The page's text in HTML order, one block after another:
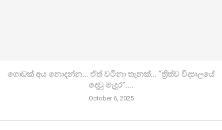
ගොඩක් අය නොදන්න… ඒත් වටිනා තැනක්… “ත්‍රිත්ව විද්‍යාලයේ
දෙවු මැදුර”….
October 6, 2025